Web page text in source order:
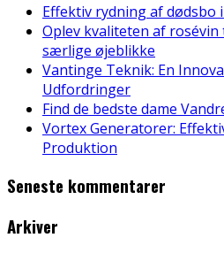
Effektiv rydning af dødsbo
Oplev kvaliteten af
særlige øjeblikke
Vantinge Teknik: En
Udfordringer
Find de bedste dame
Vortex Generatorer:
Produktion
Seneste kommentarer
Arkiver